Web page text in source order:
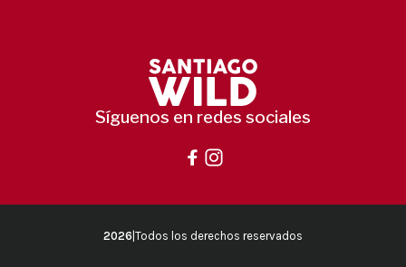
Síguenos en redes sociales
2026 Todos los derechos reservados